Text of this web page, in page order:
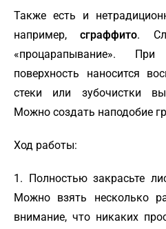
Также есть и
например,сграффито.
«процарапывание».
поверхность наносится
стеки или зубочистки
Можно создать наподобие
Ход работы:
1. Полностью закрасьте
Можно взять несколько
внимание, что никаких